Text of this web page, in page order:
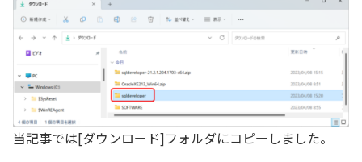
当記事では[ダウンロード]フォルダにコピーしました。